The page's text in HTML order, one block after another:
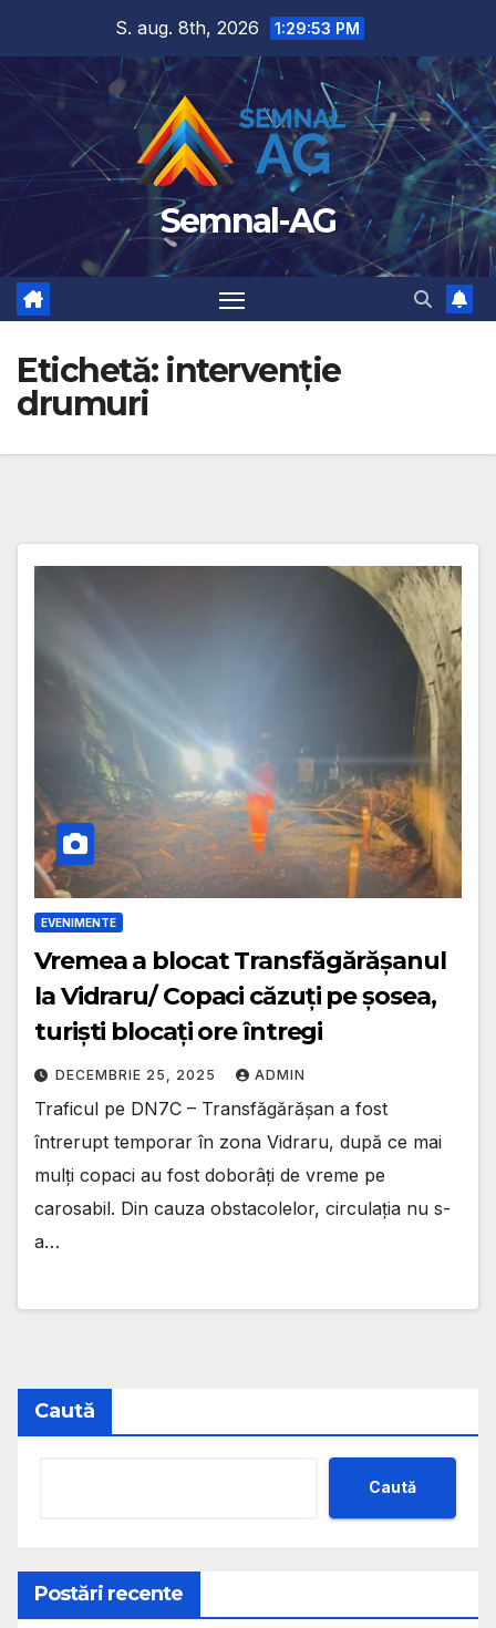
content
S. aug. 8th, 2026 1:29:53 PM
Semnal-AG
Etichetă: intervenție
drumuri
EVENIMENTE
Vremea a blocat Transfăgărășanul
la Vidraru/ Copaci căzuți pe șosea,
turiști blocați ore întregi
DECEMBRIE 25, 2025 ADMIN
Traficul pe DN7C – Transfăgărășan a fost
întrerupt temporar în zona Vidraru, după ce mai
mulți copaci au fost doborâți de vreme pe
carosabil. Din cauza obstacolelor, circulația nu s-
a…
Caută
Caută
Postări recente